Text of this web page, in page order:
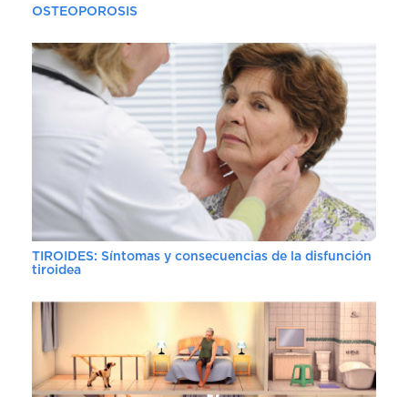
OSTEOPOROSIS
TIROIDES: Síntomas y consecuencias de la disfunción
tiroidea